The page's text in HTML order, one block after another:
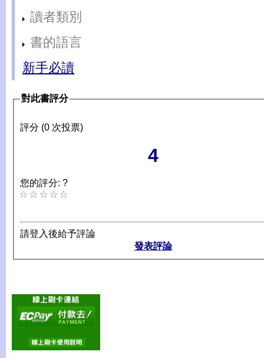
讀者類別
書的語言
新手必讀
對此書評分
評分 (0 次投票)
4
您的評分: ?
請登入後給予評論
發表評論